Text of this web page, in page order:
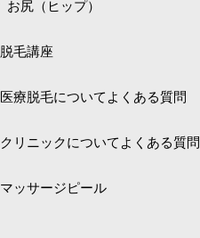
お尻（ヒップ）
脱毛講座
医療脱毛についてよくある質問
クリニックについてよくある質問
マッサージピール